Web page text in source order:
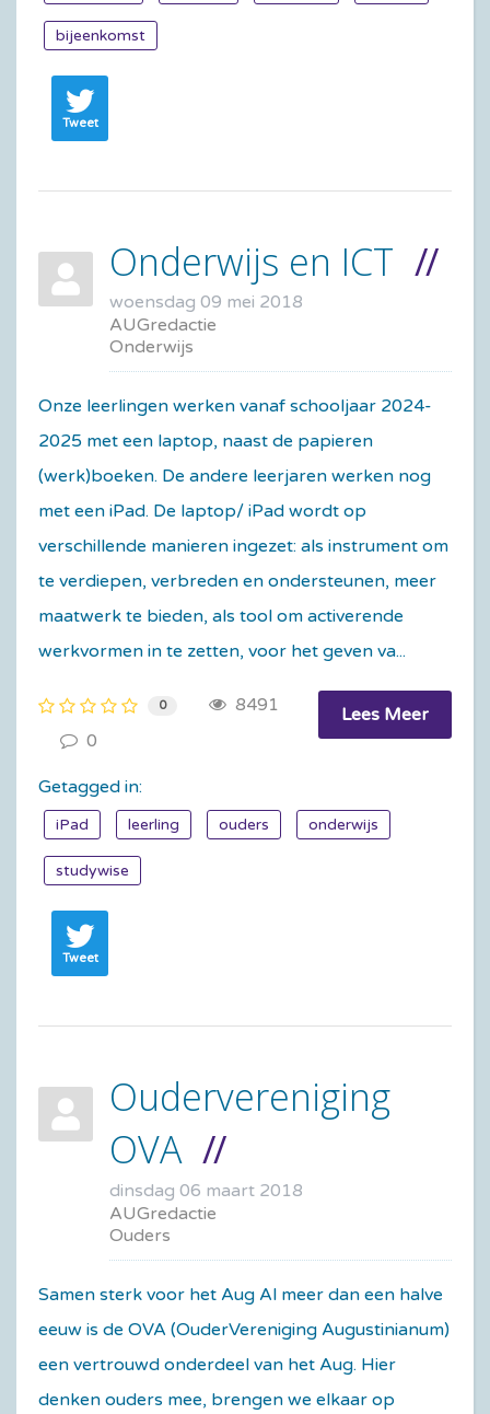
bijeenkomst
Tweet
Onderwijs en ICT
woensdag 09 mei 2018
AUGredactie
Onderwijs
Onze leerlingen werken vanaf schooljaar 2024-
2025 met een laptop, naast de papieren
(werk)boeken. De andere leerjaren werken nog
met een iPad. De laptop/ iPad wordt op
verschillende manieren ingezet: als instrument om
te verdiepen, verbreden en ondersteunen, meer
maatwerk te bieden, als tool om activerende
werkvormen in te zetten, voor het geven va...
Lees Meer
0
8491
0
Getagged in:
iPad leerling ouders onderwijs
studywise
Tweet
Oudervereniging
OVA
dinsdag 06 maart 2018
AUGredactie
Ouders
Samen sterk voor het Aug Al meer dan een halve
eeuw is de OVA (OuderVereniging Augustinianum)
een vertrouwd onderdeel van het Aug. Hier
denken ouders mee, brengen we elkaar op